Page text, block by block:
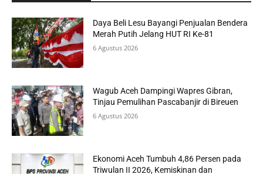
Daya Beli Lesu Bayangi Penjualan Bendera
Merah Putih Jelang HUT RI Ke-81
6 Agustus 2026
Wagub Aceh Dampingi Wapres Gibran,
Tinjau Pemulihan Pascabanjir di Bireuen
6 Agustus 2026
Ekonomi Aceh Tumbuh 4,86 Persen pada
Triwulan II 2026, Kemiskinan dan